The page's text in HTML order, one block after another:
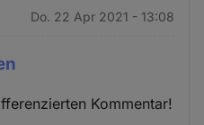
Do. 22 Apr 2021 - 13:08
Kommentar!